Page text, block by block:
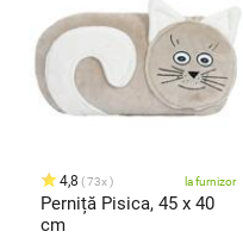
4,8 73x la furnizor
Perniță Pisica, 45 x 40
cm